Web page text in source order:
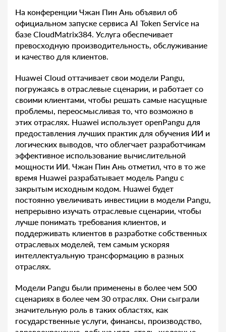
На конференции Чжан Пин Ань объявил об
официальном запуске сервиса AI Token Service на
базе CloudMatrix384. Услуга обеспечивает
превосходную производительность, обслуживание
и качество для клиентов.
Huawei Cloud оттачивает свои модели Pangu,
погружаясь в отраслевые сценарии, и работает со
своими клиентами, чтобы решать самые насущные
проблемы, переосмысливая то, что возможно в
этих отраслях. Huawei использует openPangu для
предоставления лучших практик для обучения ИИ и
логических выводов, что облегчает разработчикам
эффективное использование вычислительной
мощности ИИ. Чжан Пин Ань отметил, что в то же
время Huawei разрабатывает модель Pangu с
закрытым исходным кодом. Huawei будет
постоянно увеличивать инвестиции в модели Pangu,
непрерывно изучать отраслевые сценарии, чтобы
лучше понимать требования клиентов, и
поддерживать клиентов в разработке собственных
отраслевых моделей, тем самым ускоряя
интеллектуальную трансформацию в разных
отраслях.
Модели Pangu были применены в более чем 500
сценариях в более чем 30 отраслях. Они сыграли
значительную роль в таких областях, как
государственные услуги, финансы, производство,